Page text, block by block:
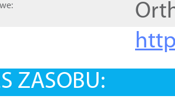
ZASOBU: